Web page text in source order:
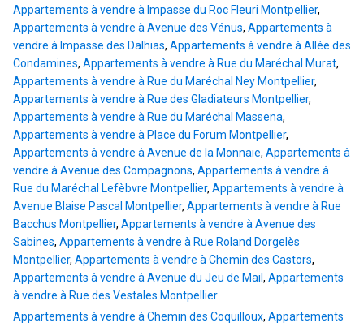
Appartements à vendre à Impasse du Roc Fleuri Montpellier,
Appartements à vendre à Avenue des Vénus, Appartements à
vendre à Impasse des Dalhias, Appartements à vendre à Allée des
Condamines, Appartements à vendre à Rue du Maréchal Murat,
Appartements à vendre à Rue du Maréchal Ney Montpellier,
Appartements à vendre à Rue des Gladiateurs Montpellier,
Appartements à vendre à Rue du Maréchal Massena,
Appartements à vendre à Place du Forum Montpellier,
Appartements à vendre à Avenue de la Monnaie, Appartements à
vendre à Avenue des Compagnons, Appartements à vendre à
Rue du Maréchal Lefèbvre Montpellier, Appartements à vendre à
Avenue Blaise Pascal Montpellier, Appartements à vendre à Rue
Bacchus Montpellier, Appartements à vendre à Avenue des
Sabines, Appartements à vendre à Rue Roland Dorgelès
Montpellier, Appartements à vendre à Chemin des Castors,
Appartements à vendre à Avenue du Jeu de Mail , Appartements
à vendre à Rue des Vestales Montpellier
Appartements à vendre à Chemin des Coquilloux, Appartements